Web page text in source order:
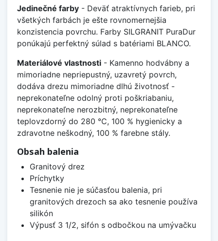
Jedinečné farby - Deväť atraktívnych farieb, pri
všetkých farbách je ešte rovnomernejšia
konzistencia povrchu. Farby SILGRANIT PuraDur
ponúkajú perfektný súlad s batériami BLANCO.
Materiálové vlastnosti - Kamenno hodvábny a
mimoriadne nepriepustný, uzavretý povrch,
dodáva drezu mimoriadne dlhú životnosť -
neprekonateľne odolný proti poškriabaniu,
neprekonateľne nerozbitný, neprekonateľne
teplovzdorný do 280 °C, 100 % hygienicky a
zdravotne neškodný, 100 % farebne stály.
Obsah balenia
Granitový drez
Príchytky
Tesnenie nie je súčasťou balenia, pri
granitových drezoch sa ako tesnenie používa
silikón
Výpusť 3 1/2, sifón s odbočkou na umývačku